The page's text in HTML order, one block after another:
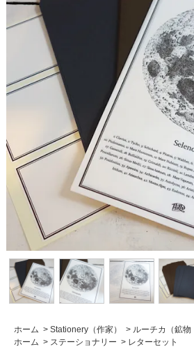
ホーム > Stationery（作家） > ルーチカ（鉱物
ホーム > ステーショナリー > レターセット